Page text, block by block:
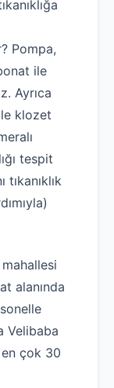
Pompa,
ile
Ayrıca
klozet
tespit
tıkanıklık
alanında
Velibaba
çok 30